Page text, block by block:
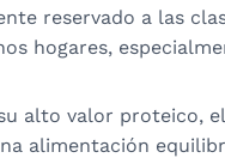
reservado a las
hogares,
alto valor proteico,
alimentación